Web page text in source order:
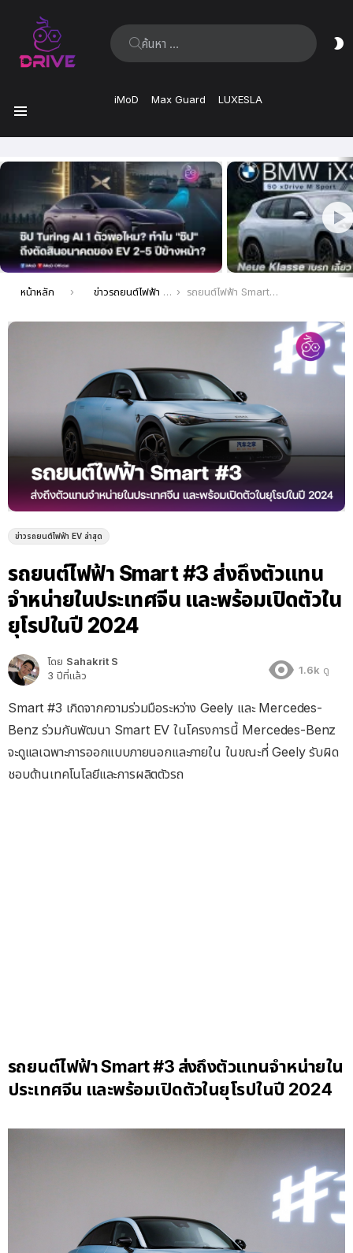
ค้นหา:
iMoD Max Guard LUXESLA
ล่าสุด
คุณอยู่ที่นี่:
หน้าหลัก ข่าวรถยนต์ไฟฟ้า EV ล่าสุด รถยนต์ไฟฟ้า Smart #3 ส่งถึงตัวแทนจำหน่ายในประเทศจีน และพร้อมเปิดตัวในยุโรปในปี 2024
ข่าวรถยนต์ไฟฟ้า EV ล่าสุด
รถยนต์ไฟฟ้า Smart #3 ส่งถึงตัวแทน
จำหน่ายในประเทศจีน และพร้อมเปิดตัวใน
ยุโรปในปี 2024
โดย Sahakrit S
3 ปีที่แล้ว
1.6k ดู
Smart #3 เกิดจากความร่วมมือระหว่าง Geely และ Mercedes-
Benz ร่วมกันพัฒนา Smart EV ในโครงการนี้ Mercedes-Benz
จะดูแลเฉพาะการออกแบบภายนอกและภายใน ในขณะที่ Geely รับผิด
ชอบด้านเทคโนโลยีและการผลิตตัวรถ
รถยนต์ไฟฟ้า Smart #3 ส่งถึงตัวแทนจำหน่ายใน
ประเทศจีน และพร้อมเปิดตัวในยุโรปในปี 2024